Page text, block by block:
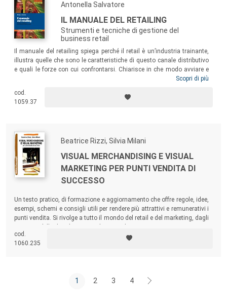
Antonella Salvatore
IL MANUALE DEL RETAILING
Strumenti e tecniche di gestione del
business retail
Il manuale del retailing spiega perché il retail è un’industria trainante,
illustra quelle che sono le caratteristiche di questo canale distributivo
e quali le forze con cui confrontarsi. Chiarisce in che modo avviare e
gestire un’attività retail, spiega quali sono gli strumenti a disposizione
studenti delle facoltà e dei master in ambito marketing, economia,
management, ma rivolto anche al mondo dei professionisti.
Scopri di più
cod.
1059.37
Beatrice Rizzi, Silvia Milani
VISUAL MERCHANDISING E VISUAL
MARKETING PER PUNTI VENDITA DI
SUCCESSO
Un testo pratico, di formazione e aggiornamento che offre regole, idee,
esempi, schemi e consigli utili per rendere più attrattivi e remunerativi i
punti vendita. Si rivolge a tutto il mondo del retail e del marketing, dagli
cod.
1060.235
1 2 3 4